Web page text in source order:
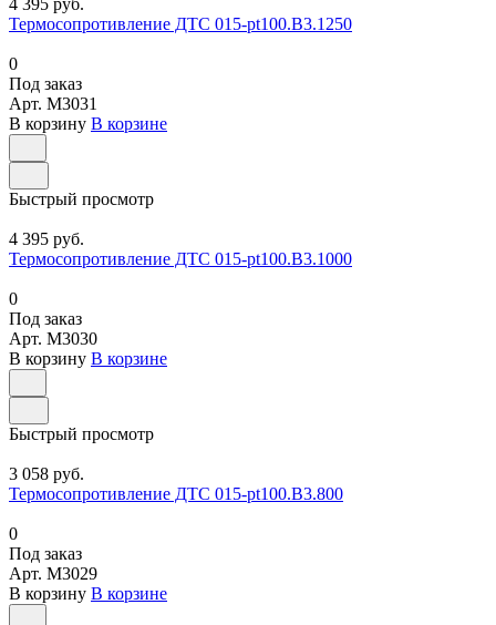
4 395 руб.
Термосопротивление ДТС 015-pt100.В3.1250
0
Под заказ
Арт. M3031
В корзину В корзине
Быстрый просмотр
4 395 руб.
Термосопротивление ДТС 015-pt100.В3.1000
0
Под заказ
Арт. M3030
В корзину В корзине
Быстрый просмотр
3 058 руб.
Термосопротивление ДТС 015-pt100.В3.800
0
Под заказ
Арт. M3029
В корзину В корзине